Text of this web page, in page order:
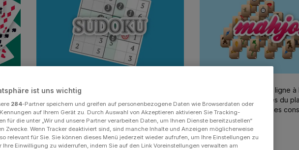
Joue auSudoku
de Sudoku développe ta capacité de
réflexion logique !
Jouez gratuitement en ligne à
Éliminez toutes les tuiles du
par paires - de nouvelles
apportent toujours de la
ist uns wichtig
284-Partner speichern und greifen auf personenbezogene Daten wie Browserdaten oder
auf Ihrem Gerät zu. Durch Auswahl von Akzeptieren aktivieren Sie Tracking-
für die unter „Wir und unsere Partner verarbeiten Daten, um Ihnen Dienste bereitzustellen“
Zwecke. Wenn Tracker deaktiviert sind, sind manche Inhalte und Anzeigen möglicherweise
relevant für Sie. Sie können dieses Menü jederzeit wieder aufrufen, um Ihre Einstellungen zu
Ihre Einwilligung zu widerrufen, indem Sie auf den Link Voreinstellungen verwalten am